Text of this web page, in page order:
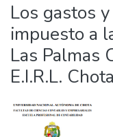
Los gastos
impuesto a
Las Palmas
E.I.R.L.